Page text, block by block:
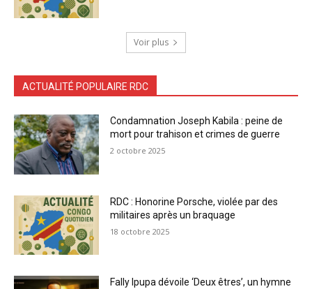
Voir plus
ACTUALITÉ POPULAIRE RDC
Condamnation Joseph Kabila : peine de
mort pour trahison et crimes de guerre
2 octobre 2025
RDC : Honorine Porsche, violée par des
militaires après un braquage
18 octobre 2025
Fally Ipupa dévoile ‘Deux êtres’, un hymne